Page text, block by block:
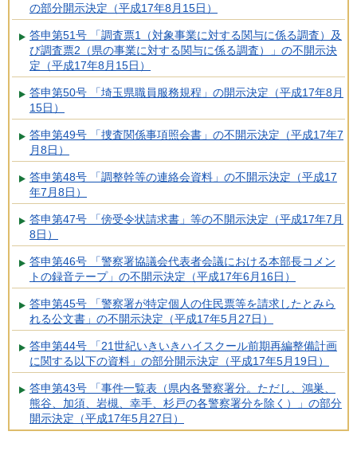
の部分開示決定（平成17年8月15日）
答申第51号 「調査票1（対象事業に対する関与に係る調査）及
び調査票2（県の事業に対する関与に係る調査）」の不開示決
定（平成17年8月15日）
答申第50号 「埼玉県職員服務規程」の開示決定（平成17年8月
15日）
答申第49号 「捜査関係事項照会書」の不開示決定（平成17年7
月8日）
答申第48号 「調整幹等の連絡会資料」の不開示決定（平成17
年7月8日）
答申第47号 「傍受令状請求書」等の不開示決定（平成17年7月
8日）
答申第46号 「警察署協議会代表者会議における本部長コメン
トの録音テープ」の不開示決定（平成17年6月16日）
答申第45号 「警察署が特定個人の住民票等を請求したとみら
れる公文書」の不開示決定（平成17年5月27日）
答申第44号 「21世紀いきいきハイスクール前期再編整備計画
に関する以下の資料」の部分開示決定（平成17年5月19日）
答申第43号 「事件一覧表（県内各警察署分。ただし、鴻巣、
熊谷、加須、岩槻、幸手、杉戸の各警察署分を除く）」の部分
開示決定（平成17年5月27日）